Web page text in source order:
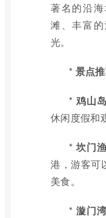
著名的沿
滩、丰富
光。
* 景点
* 鸡山岛
休闲度假和
* 坎门
港，游客可
美食。
* 漩门湾